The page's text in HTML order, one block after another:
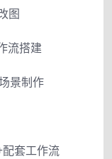
图
流搭建
景制作
套工作流